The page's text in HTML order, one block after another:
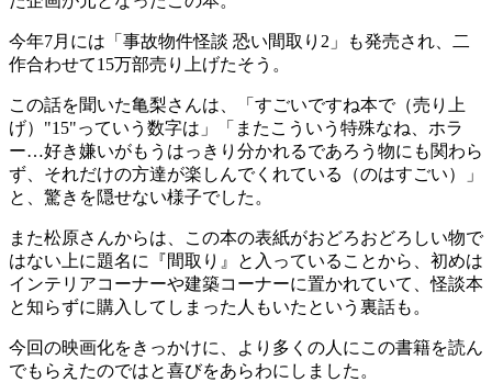
今年7月には「事故物件怪談 恐い間取り2」も発売され、二
作合わせて15万部売り上げたそう。
この話を聞いた亀梨さんは、「すごいですね本で（売り上
げ）"15"っていう数字は」「またこういう特殊なね、ホラ
ー…好き嫌いがもうはっきり分かれるであろう物にも関わら
ず、それだけの方達が楽しんでくれている（のはすごい）」
と、驚きを隠せない様子でした。
また松原さんからは、この本の表紙がおどろおどろしい物で
はない上に題名に『間取り』と入っていることから、初めは
インテリアコーナーや建築コーナーに置かれていて、怪談本
と知らずに購入してしまった人もいたという裏話も。
今回の映画化をきっかけに、より多くの人にこの書籍を読ん
でもらえたのではと喜びをあらわにしました。